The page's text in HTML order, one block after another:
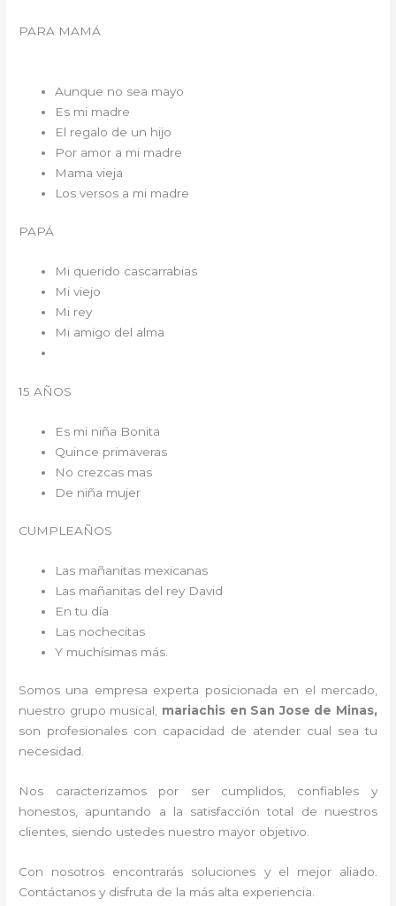
PARA MAMÁ
Aunque no sea mayo
Es mi madre
El regalo de un hijo
Por amor a mi madre
Mama vieja
Los versos a mi madre
PAPÁ
Mi querido cascarrabias
Mi viejo
Mi rey
Mi amigo del alma
15 AÑOS
Es mi niña Bonita
Quince primaveras
No crezcas mas
De niña mujer
CUMPLEAÑOS
Las mañanitas mexicanas
Las mañanitas del rey David
En tu día
Las nochecitas
Y muchísimas más.
Somos una empresa experta posicionada en el mercado,
nuestro grupo musical, mariachis en San Jose de Minas,
son profesionales con capacidad de atender cual sea tu
necesidad.
Nos caracterizamos por ser cumplidos, confiables y
honestos, apuntando a la satisfacción total de nuestros
clientes, siendo ustedes nuestro mayor objetivo.
Con nosotros encontrarás soluciones y el mejor aliado.
Contáctanos y disfruta de la más alta experiencia.